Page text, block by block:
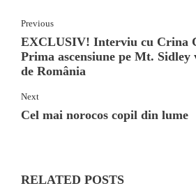
Previous
EXCLUSIV! Interviu cu Crina
Prima ascensiune pe Mt. Sidley
de România
Next
Cel mai norocos copil din lume
RELATED POSTS